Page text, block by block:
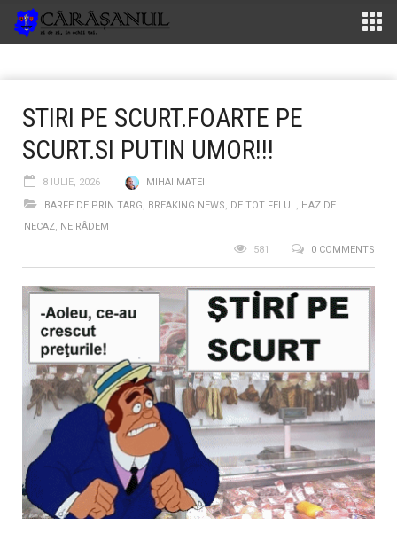
STIRI PE SCURT.FOARTE PE
SCURT.SI PUTIN UMOR!!!
8 IULIE, 2026
MIHAI MATEI
BARFE DE PRIN TARG, BREAKING NEWS, DE TOT FELUL, HAZ DE
NECAZ, NE RÂDEM
0 COMMENTS
581